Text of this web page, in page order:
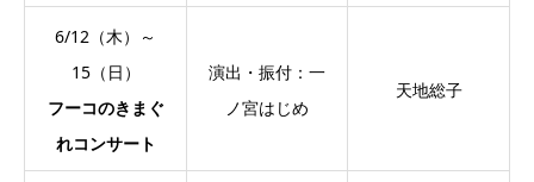
6/12（木）～
15（日）
フーコのきまぐ
れコンサート
演出・振付：一
ノ宮はじめ
天地総子